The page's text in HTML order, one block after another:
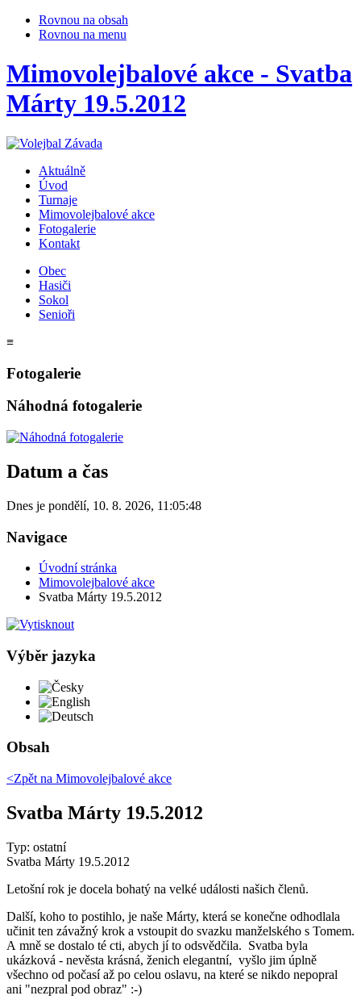
Rovnou na obsah
Rovnou na menu
Mimovolejbalové akce - Svatba
Márty 19.5.2012
Aktuálně
Úvod
Turnaje
Mimovolejbalové akce
Fotogalerie
Kontakt
Obec
Hasiči
Sokol
Senioři
≡
Fotogalerie
Náhodná fotogalerie
Datum a čas
Dnes je pondělí, 10. 8. 2026, 11:05:48
Navigace
Úvodní stránka
Mimovolejbalové akce
Svatba Márty 19.5.2012
Výběr jazyka
Česky
Obsah
<Zpět na Mimovolejbalové akce
Svatba Márty 19.5.2012
Typ: ostatní
Svatba Márty 19.5.2012
Letošní rok je docela bohatý na velké události našich členů.
Další, koho to postihlo, je naše Márty, která se konečne odhodlala
učinit ten závažný krok a vstoupit do svazku manželského s Tomem.
A mně se dostalo té cti, abych jí to odsvědčila. Svatba byla
ukázková - nevěsta krásná, ženich elegantní, vyšlo jim úplně
všechno od počasí až po celou oslavu, na které se nikdo nepopral
ani "nezpral pod obraz" :-)